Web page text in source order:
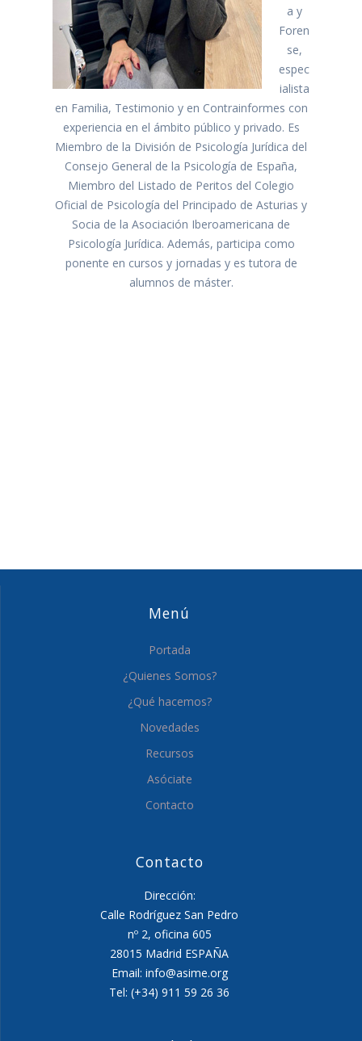
a y
Foren
se,
espec
ialista
en Familia, Testimonio y en Contrainformes con
experiencia en el ámbito público y privado. Es
Miembro de la División de Psicología Jurídica del
Consejo General de la Psicología de España,
Miembro del Listado de Peritos del Colegio
Oficial de Psicología del Principado de Asturias y
Socia de la Asociación Iberoamericana de
Psicología Jurídica. Además, participa como
ponente en cursos y jornadas y es tutora de
alumnos de máster.
Menú
Portada
¿Quienes Somos?
¿Qué hacemos?
Novedades
Recursos
Asóciate
Contacto
Contacto
Dirección:
Calle Rodríguez San Pedro
nº 2, oficina 605
28015 Madrid ESPAÑA
Email: info@asime.org
Tel: (+34) 911 59 26 36